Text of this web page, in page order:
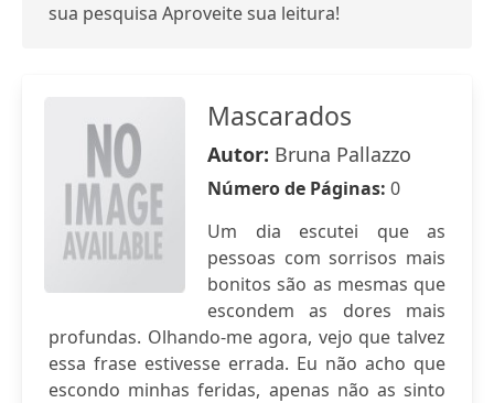
sua pesquisa Aproveite sua leitura!
Mascarados
Autor: Bruna Pallazzo
Número de Páginas: 0
Um dia escutei que as
pessoas com sorrisos mais
bonitos são as mesmas que
escondem as dores mais
profundas. Olhando-me agora, vejo que talvez
essa frase estivesse errada. Eu não acho que
escondo minhas feridas, apenas não as sinto